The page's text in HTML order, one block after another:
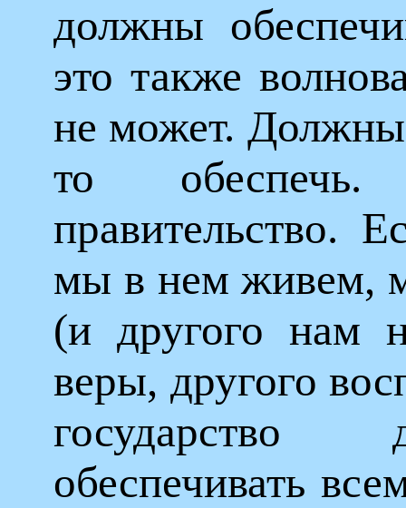
должны
это также
не может.
то
правительство.
мы в нем живем,
(и другого нам
веры, другого
обеспечивать